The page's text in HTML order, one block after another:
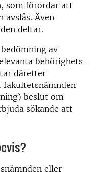
som förordar att
avslås. Även
deltar.
av
behörighets-
därefter
fakultetsnämnden
beslut om
sökande att
eller